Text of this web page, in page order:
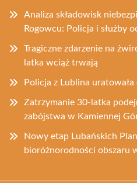
Analiza składowisk
Rogowcu: Policja i służby
Tragiczne zdarzenie na
latka wciąż trwają
Policja z Lublina
Zatrzymanie 30-latka
zabójstwa w Kamiennej
Nowy etap Lubańskich
bioróżnorodności obszaru